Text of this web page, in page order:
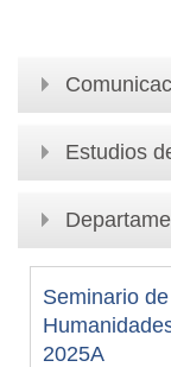
Estudios
Seminario
2025A